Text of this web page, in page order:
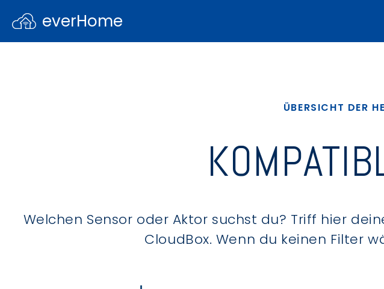
everHome
ÜBERSICHT DER
Welchen Sensor oder Aktor suchst du? Triff hier
CloudBox. Wenn du keinen Filter